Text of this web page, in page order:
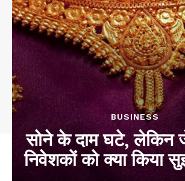
BUSINESS
सोने के दाम घटे, लेकिन
निवेशकों को क्या किया